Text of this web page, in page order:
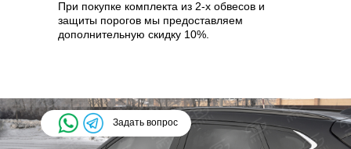
При покупке комплекта из 2-х обвесов и
защиты порогов мы предоставляем
дополнительную скидку 10%.
Задать вопрос